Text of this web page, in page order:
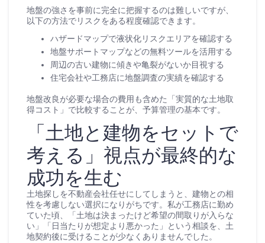
地盤の強さを事前に完全に把握するのは難しいですが、
以下の方法でリスクをある程度確認できます。
ハザードマップで液状化リスクエリアを確認する
地盤サポートマップなどの無料ツールを活用する
周辺の古い建物に傾きや亀裂がないか目視する
住宅会社や工務店に地盤調査の実績を確認する
地盤改良が必要な場合の費用も含めた「実質的な土地取
得コスト」で比較することが、予算管理の基本です。
「土地と建物をセットで
考える」視点が最終的な
成功を生む
土地探しを不動産会社任せにしてしまうと、建物との相
性を考慮しない選択になりがちです。私が工務店に勤め
ていた頃、「土地は決まったけど希望の間取りが入らな
い」「日当たりが想定より悪かった」という相談を、土
地契約後に受けることが少なくありませんでした。